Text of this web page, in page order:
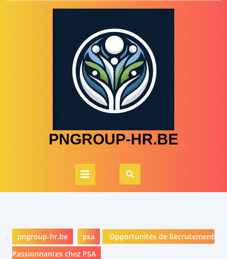
PNGROUP-HR.BE
Open
Button
pngroup-hr.be psa
Opportunités de Recrutement
Passionnantes chez PSA